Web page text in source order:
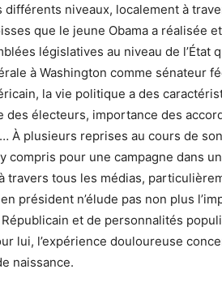
niveaux, localement à
que le jeune Obama a réalisée
législatives au niveau de
à Washington comme sénateur
la vie politique a des
des électeurs, importance des
À plusieurs reprises au cours de
compris pour une campagne dans
travers tous les médias,
président n’élude pas non plus
et de personnalités
lui, l’expérience douloureuse
naissance.